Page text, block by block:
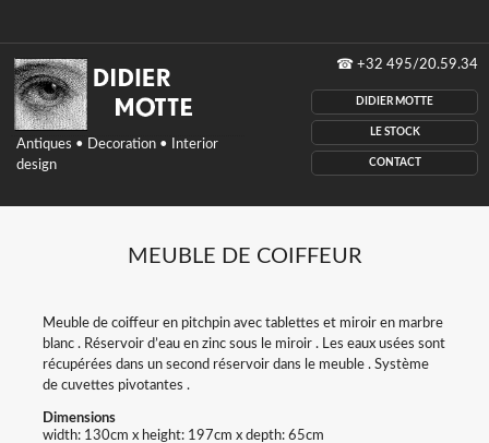
Didier
Motte
antiques,
Decoration,
interior
design,
Belgium
Antiques • Decoration • Interior
design
☎ +32 495/20.59.34
DIDIER MOTTE
LE STOCK
CONTACT
MEUBLE DE COIFFEUR
Meuble de coiffeur en pitchpin avec tablettes et miroir en marbre
blanc . Réservoir d’eau en zinc sous le miroir . Les eaux usées sont
récupérées dans un second réservoir dans le meuble . Système
de cuvettes pivotantes .
Dimensions
width: 130cm x height: 197cm x depth: 65cm